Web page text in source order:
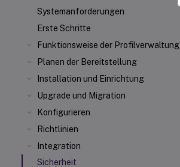
Systemanforderungen
Erste Schritte
Funktionsweise der Profilverwaltung
Planen der Bereitstellung
Installation und Einrichtung
Upgrade und Migration
Konfigurieren
Richtlinien
Integration
Sicherheit